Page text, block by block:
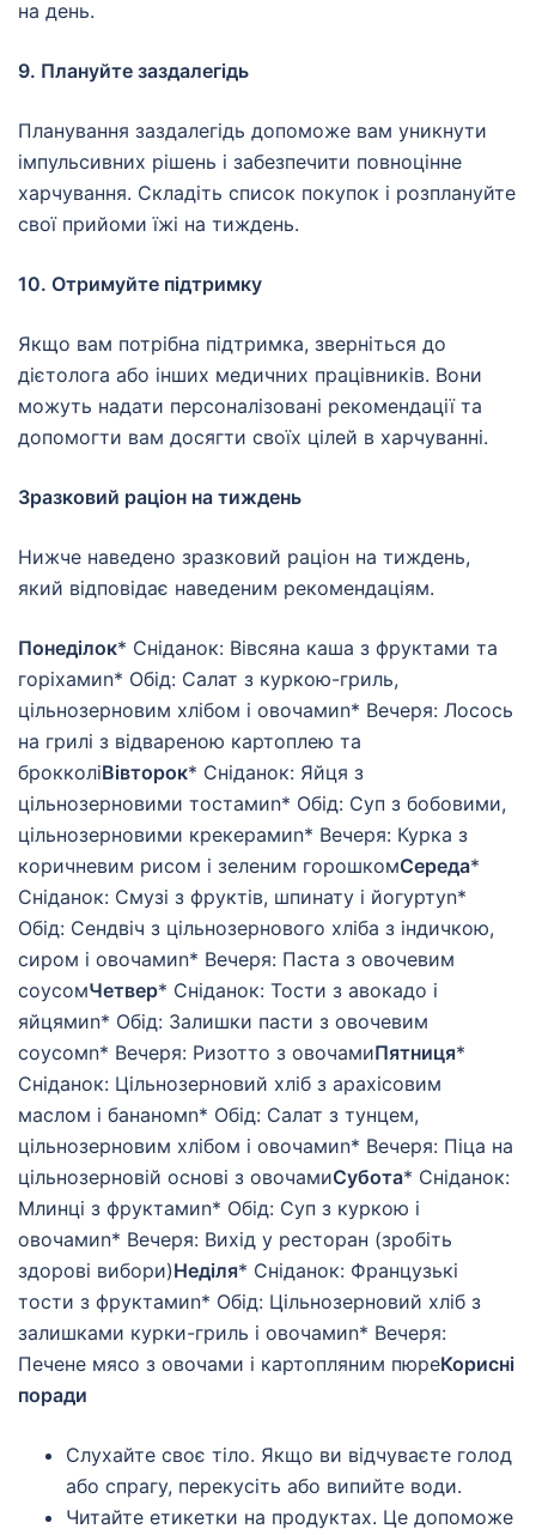
на день.
9. Плануйте заздалегідь
Планування заздалегідь допоможе вам уникнути
імпульсивних рішень і забезпечити повноцінне
харчування. Складіть список покупок і розплануйте
свої прийоми їжі на тиждень.
10. Отримуйте підтримку
Якщо вам потрібна підтримка, зверніться до
дієтолога або інших медичних працівників. Вони
можуть надати персоналізовані рекомендації та
допомогти вам досягти своїх цілей в харчуванні.
Зразковий раціон на тиждень
Нижче наведено зразковий раціон на тиждень,
який відповідає наведеним рекомендаціям.
Понеділок* Сніданок: Вівсяна каша з фруктами та
горіхамиn* Обід: Салат з куркою-гриль,
цільнозерновим хлібом і овочамиn* Вечеря: Лосось
на грилі з відвареною картоплею та
брокколіВівторок* Сніданок: Яйця з
цільнозерновими тостамиn* Обід: Суп з бобовими,
цільнозерновими крекерамиn* Вечеря: Курка з
коричневим рисом і зеленим горошкомСереда*
Сніданок: Смузі з фруктів, шпинату і йогуртуn*
Обід: Сендвіч з цільнозернового хліба з індичкою,
сиром і овочамиn* Вечеря: Паста з овочевим
соусомЧетвер* Сніданок: Тости з авокадо і
яйцямиn* Обід: Залишки пасти з овочевим
соусомn* Вечеря: Ризотто з овочамиПятниця*
Сніданок: Цільнозерновий хліб з арахісовим
маслом і бананомn* Обід: Салат з тунцем,
цільнозерновим хлібом і овочамиn* Вечеря: Піца на
цільнозерновій основі з овочамиСубота* Сніданок:
Млинці з фруктамиn* Обід: Суп з куркою і
овочамиn* Вечеря: Вихід у ресторан (зробіть
здорові вибори)Неділя* Сніданок: Французькі
тости з фруктамиn* Обід: Цільнозерновий хліб з
залишками курки-гриль і овочамиn* Вечеря:
Печене мясо з овочами і картопляним пюреКорисні
поради
Слухайте своє тіло. Якщо ви відчуваєте голод
або спрагу, перекусіть або випийте води.
Читайте етикетки на продуктах. Це допоможе